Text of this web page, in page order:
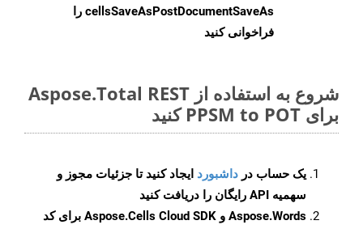
cellsSaveAsPostDocumentSaveAs را
فراخوانی کنید
شروع به استفاده از Aspose.Total REST
برای PPSM to POT کنید
یک حساب در داشبورد ایجاد کنید تا جزئیات مجوز و
سهمیه API رایگان را دریافت کنید
Aspose.Words و Aspose.Cells Cloud SDK برای کد